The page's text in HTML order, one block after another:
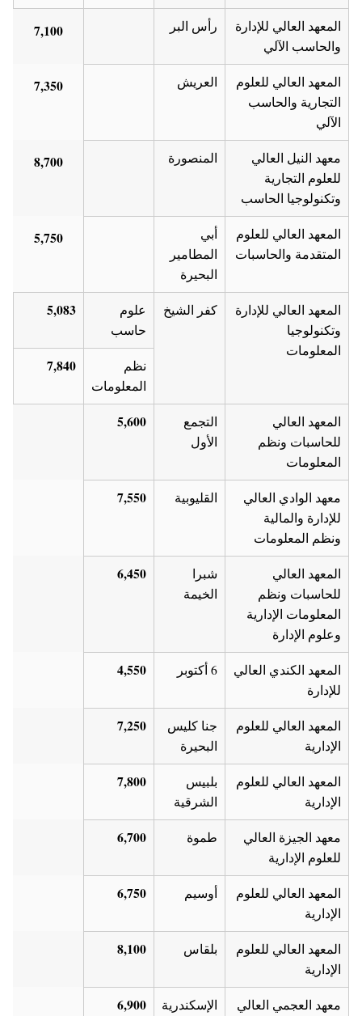
المعهد العالي للإدارة
والحاسب الآلي
رأس البر 7,100
المعهد العالي للعلوم
التجارية والحاسب
الآلي
العريش 7,350
معهد النيل العالي
للعلوم التجارية
وتكنولوجيا الحاسب
المنصورة 8,700
المعهد العالي للعلوم
المتقدمة والحاسبات
أبي
المطامير
البحيرة
5,750
المعهد العالي للإدارة
وتكنولوجيا
المعلومات
كفر الشيخ
علوم
حاسب
5,083
نظم
المعلومات
7,840
المعهد العالي
للحاسبات ونظم
المعلومات
التجمع
الأول
5,600
معهد الوادي العالي
للإدارة والمالية
ونظم المعلومات
القليوبية 7,550
المعهد العالي
للحاسبات ونظم
المعلومات الإدارية
وعلوم الإدارة
شبرا
الخيمة
6,450
المعهد الكندي العالي
للإدارة
6 أكتوبر 4,550
المعهد العالي للعلوم
الإدارية
جنا كليس
البحيرة
7,250
المعهد العالي للعلوم
الإدارية
بلبيس
الشرقية
7,800
معهد الجيزة العالي
للعلوم الإدارية
طموة 6,700
المعهد العالي للعلوم
الإدارية
أوسيم 6,750
المعهد العالي للعلوم
الإدارية
بلقاس 8,100
معهد العجمي العالي
الإسكندرية 6,900